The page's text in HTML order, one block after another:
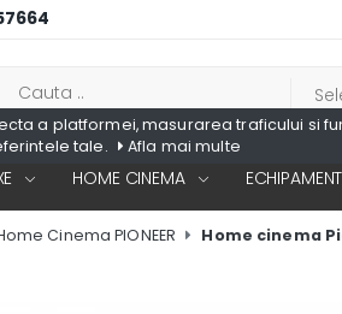
a platformei, masurarea traficului si
tale.
Afla mai multe
HOME CINEMA
Cinema PIONEER Home cinema